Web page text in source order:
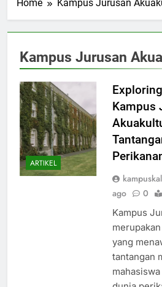
Home Kampus Jurusan
Kampus Jurusan
ARTIKEL
Kampus
ago
0
Kampus
yang
tantangan